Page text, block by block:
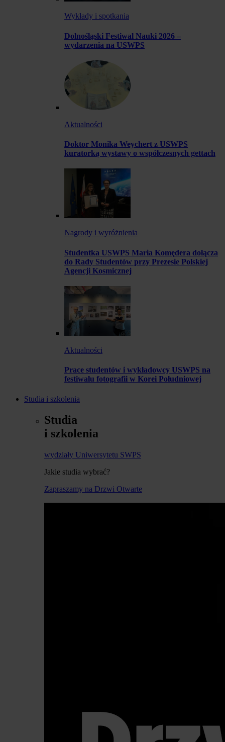
Wykłady i spotkania
Dolnośląski Festiwal Nauki 2026 –
wydarzenia na USWPS
Aktualności
Doktor Monika Weychert z USWPS
kuratorką wystawy o współczesnych gettach
Nagrody i wyróżnienia
Studentka USWPS Maria Komędera dołącza
do Rady Studentów przy Prezesie Polskiej
Agencji Kosmicznej
Aktualności
Prace studentów i wykładowcy USWPS na
festiwalu fotografii w Korei Południowej
Studia i szkolenia
Studia
i szkolenia
wydziały Uniwersytetu SWPS
Jakie studia wybrać?
Zapraszamy na Drzwi Otwarte